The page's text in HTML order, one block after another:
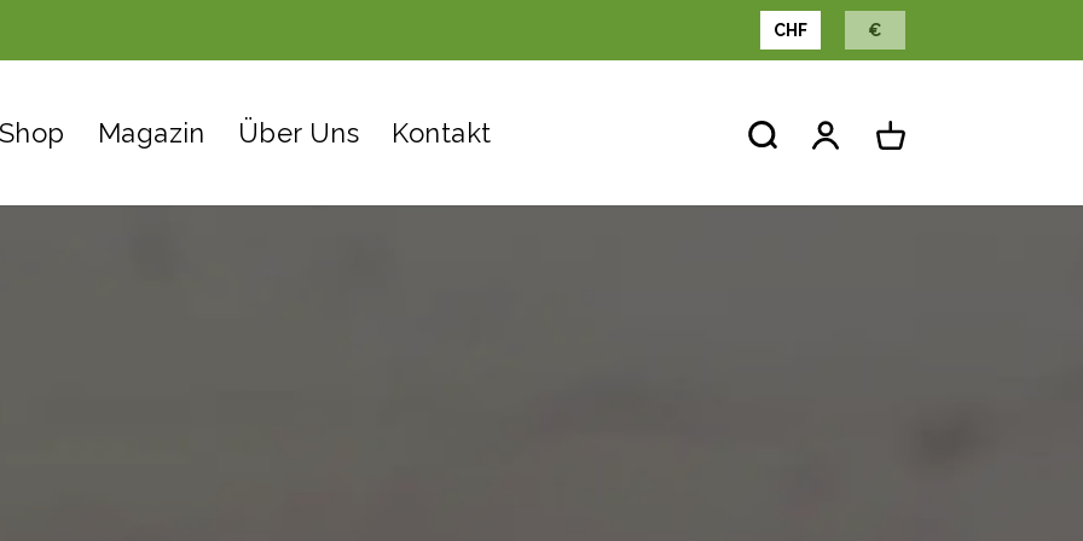
CHF €
Shop Magazin Über Uns Kontakt